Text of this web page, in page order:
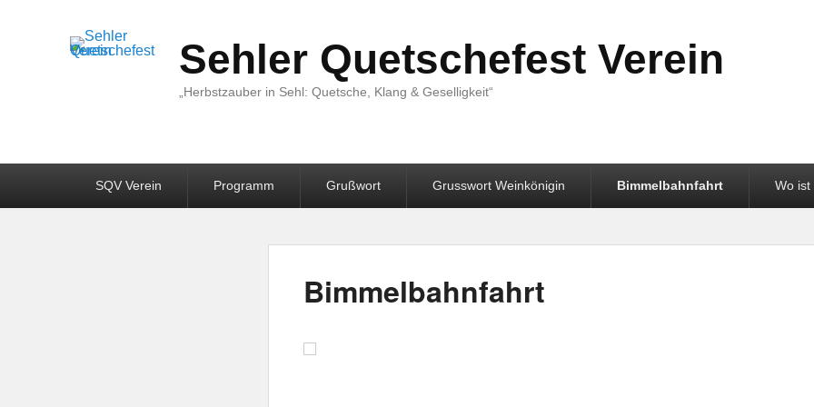
Sehler Quetschefest Verein
„Herbstzauber in Sehl: Quetsche, Klang & Geselligkeit“
SQV Verein Programm Grußwort Grusswort Weinkönigin Bimmelbahnfahrt Wo ist
Bimmelbahnfahrt